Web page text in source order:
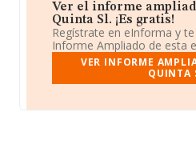
Ver el informe
Quinta Sl. ¡Es gratis!
Regístrate en eInforma y
Informe Ampliado de esta
VER INFORME
QUINTA